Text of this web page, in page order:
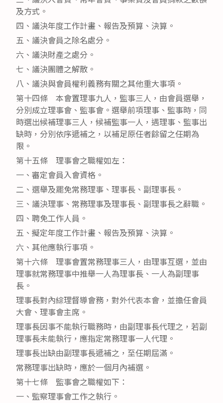
及方式。
四、議決年度工作計畫、報告及預算、決算。
五、議決會員之除名處分。
六、議決財產之處分。
七、議決團體之解散。
八、議決與會員權利義務有關之其他重大事項。
第十四條 本會置理事九人，監事三人，由會員選舉，
分別成立理事會、監事會。選舉前項理事、監事時，同
時選出候補理事三人，候補監事一人，遇理事、監事出
缺時，分別依序遞補之，以補足原任者餘留之任期為
限。
第十五條 理事會之職權如左：
一、審定會員入會資格。
二、選舉及罷免常務理事、理事長、副理事長。
三、議決理事、常務理事及理事長、副理事長之辭職。
四、聘免工作人員。
五、擬定年度工作計畫、報告及預算、決算。
六、其他應執行事項。
第十六條 理事會置常務理事三人，由理事互選，並由
理事就常務理事中推舉一人為理事長、一人為副理事
長。
理事長對內綜理督導會務，對外代表本會，並擔任會員
大會、理事會主席。
理事長因事不能執行職務時，由副理事長代理之，若副
理事長未能執行，應指定常務理事一人代理。
理事長出缺由副理事長遞補之，至任期屆滿。
常務理事出缺時，應於一個月內補選。
第十七條 監事會之職權如下：
一、監察理事會工作之執行。